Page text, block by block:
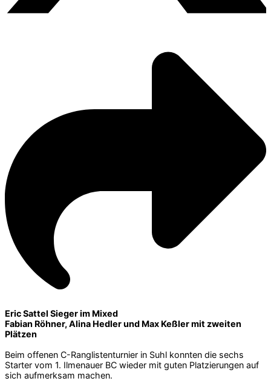
Eric Sattel Sieger im Mixed
Fabian Röhner, Alina Hedler und Max Keßler mit zweiten
Plätzen
Beim offenen C-Ranglistenturnier in Suhl konnten die sechs
Starter vom 1. Ilmenauer BC wieder mit guten Platzierungen auf
sich aufmerksam machen.